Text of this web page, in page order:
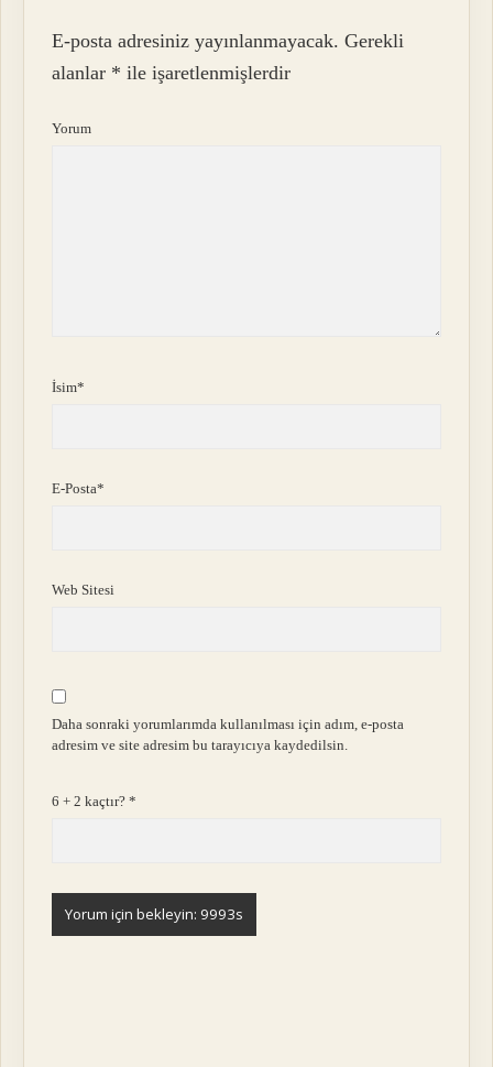
E-posta adresiniz yayınlanmayacak. Gerekli
alanlar * ile işaretlenmişlerdir
Yorum
İsim*
E-Posta*
Web Sitesi
Daha sonraki yorumlarımda kullanılması için adım, e-posta
adresim ve site adresim bu tarayıcıya kaydedilsin.
6 + 2 kaçtır?*